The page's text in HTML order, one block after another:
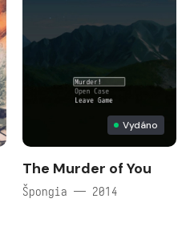
Vydáno
The Murder of You
Špongia — 2014